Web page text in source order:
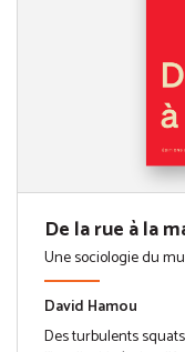
De la rue à la
Une sociologie du
David Hamou
Des turbulents